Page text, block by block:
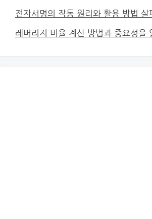
전자서명의 작동 원리와 활용 방법 살
레버리지 비율 계산 방법과 중요성을